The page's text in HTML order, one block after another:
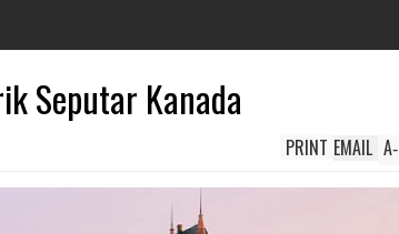
Seputar Kanada
A-
EMAIL
PRINT